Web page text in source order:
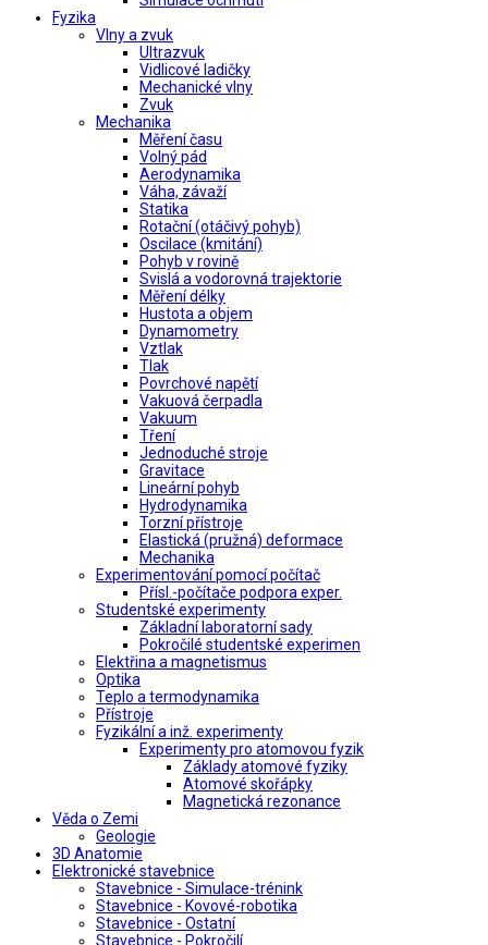
Fyzika
Vlny a zvuk
Ultrazvuk
Vidlicové ladičky
Mechanické vlny
Zvuk
Mechanika
Měření času
Volný pád
Aerodynamika
Váha, závaží
Statika
Rotační (otáčivý pohyb)
Oscilace (kmitání)
Pohyb v rovině
Svislá a vodorovná trajektorie
Měření délky
Hustota a objem
Dynamometry
Vztlak
Tlak
Povrchové napětí
Vakuová čerpadla
Vakuum
Tření
Jednoduché stroje
Gravitace
Lineární pohyb
Hydrodynamika
Torzní přístroje
Elastická (pružná) deformace
Mechanika
Experimentování pomocí počítač
Přísl.-počítače podpora exper.
Studentské experimenty
Základní laboratorní sady
Pokročilé studentské experimen
Elektřina a magnetismus
Optika
Teplo a termodynamika
Přístroje
Fyzikální a inž. experimenty
Experimenty pro atomovou fyzik
Základy atomové fyziky
Atomové skořápky
Magnetická rezonance
Věda o Zemi
Geologie
3D Anatomie
Elektronické stavebnice
Stavebnice - Simulace-trénink
Stavebnice - Kovové-robotika
Stavebnice - Ostatní
Stavebnice - Pokročilí